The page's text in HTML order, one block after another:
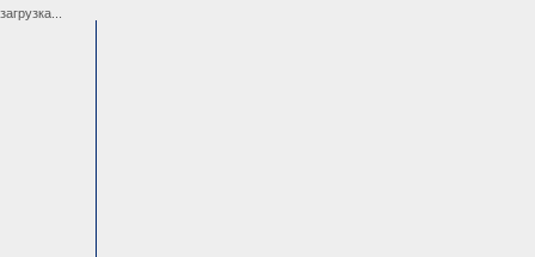
загрузка...